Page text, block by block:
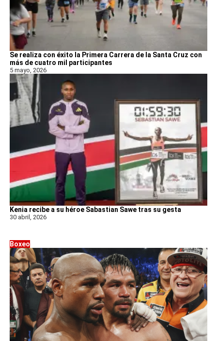
Se realiza con éxito la Primera Carrera de la Santa Cruz con
más de cuatro mil participantes
5 mayo, 2026
Kenia recibe a su héroe Sabastian Sawe tras su gesta
30 abril, 2026
Boxeo